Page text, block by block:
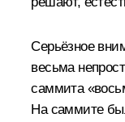
Серьёзное
весьма
саммита
На саммите